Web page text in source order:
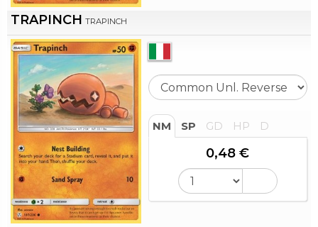
TRAPINCH TRAPINCH
NM SP GD HP D
0,48 €